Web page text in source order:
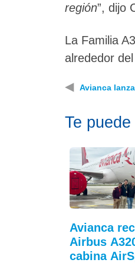
región”, dijo
La Familia
alrededor
◀ Avianca
Te
Avianca
Airbus
cabina